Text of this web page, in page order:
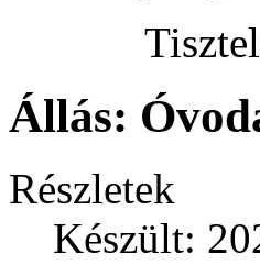
Állás:
Részletek
Készült: